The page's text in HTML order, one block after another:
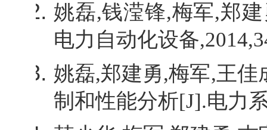
姚磊,钱滢锋,梅军,郑
电力自动化设备
姚磊,郑建勇,梅军,王佳
制和性能分析[J].电力